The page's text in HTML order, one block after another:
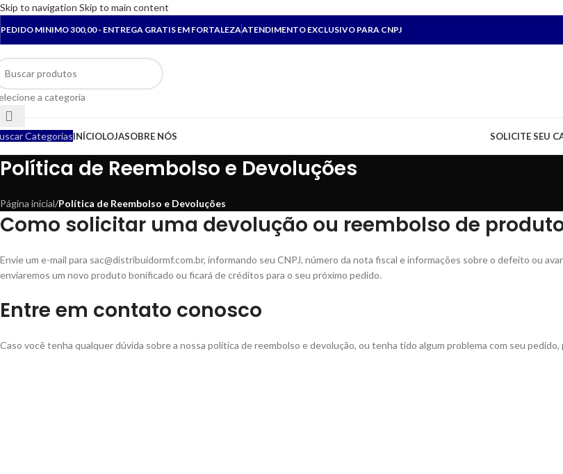
Skip to navigation Skip to main content
PEDIDO MINIMO 300,00 - ENTREGA GRATIS EM FORTALEZAATENDIMENTO EXCLUSIVO PARA CNPJ
a categoria
CategoriasINÍCIOLOJASOBRE NÓS SOLICITE SEU
Política de Reembolso e Devoluções
Página inicial/Política de Reembolso e Devoluções
Como solicitar uma devolução ou reembolso de
Envie um e-mail para sac@distribuidormf.com.br, informando seu CNPJ, número da nota fiscal e informações sobre o defeito ou
enviaremos um novo produto bonificado ou ficará de créditos para o seu próximo pedido.
Entre em contato conosco
Caso você tenha qualquer dúvida sobre a nossa política de reembolso e devolução, ou tenha tido algum problema com seu